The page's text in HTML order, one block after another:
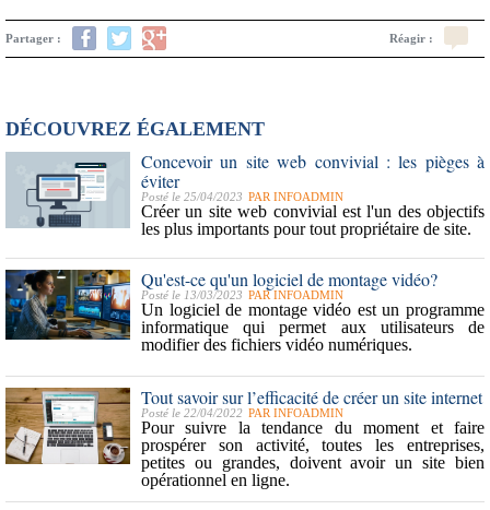
Partager : Réagir :
DÉCOUVREZ ÉGALEMENT
Concevoir un site web convivial : les pièges à
éviter
Posté le 25/04/2023 PAR INFOADMIN
Créer un site web convivial est l'un des objectifs
les plus importants pour tout propriétaire de site.
Qu'est-ce qu'un logiciel de montage vidéo?
Posté le 13/03/2023 PAR INFOADMIN
Un logiciel de montage vidéo est un programme
informatique qui permet aux utilisateurs de
modifier des fichiers vidéo numériques.
Tout savoir sur l’efficacité de créer un site internet
Posté le 22/04/2022 PAR INFOADMIN
Pour suivre la tendance du moment et faire
prospérer son activité, toutes les entreprises,
petites ou grandes, doivent avoir un site bien
opérationnel en ligne.